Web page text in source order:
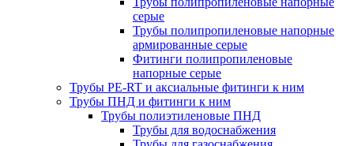
серые
Трубы полипропиленовые напорные
армированные серые
Фитинги полипропиленовые
напорные серые
Трубы PE-RT и аксиальные фитинги к ним
Трубы ПНД и фитинги к ним
Трубы полиэтиленовые ПНД
Трубы для водоснабжения